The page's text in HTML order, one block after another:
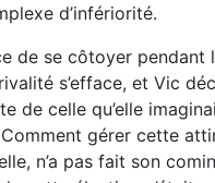
d’infériorité.
de se côtoyer pendant
s’efface, et Vic
de celle qu’elle
gérer cette
n’a pas fait son